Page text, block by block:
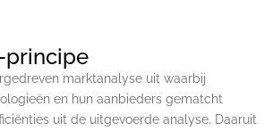
principe
marktanalyse uit waarbij
en hun aanbieders gematcht
uit de uitgevoerde analyse. Daaruit